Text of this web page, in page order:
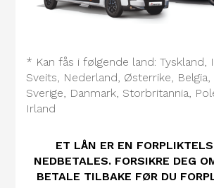
* Kan fås i følgende land: Tyskland,
Sveits, Nederland, Østerrike, Belgia,
Sverige, Danmark, Storbritannia,
Irland
ET LÅN ER EN
NEDBETALES. FORSIKRE DEG
BETALE TILBAKE FØR DU